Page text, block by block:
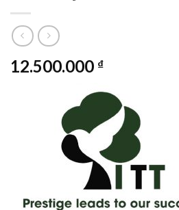
12.500.000 ₫